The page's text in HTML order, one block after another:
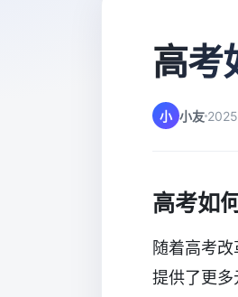
高考
小 小友
高考如
随着高考
提供了更